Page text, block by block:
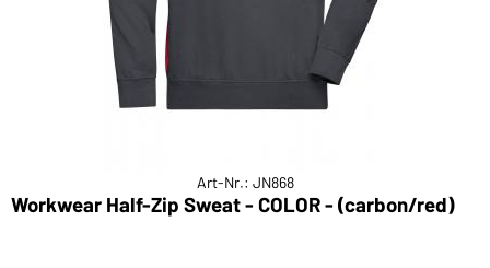
Art-Nr.: JN868
Workwear Half-Zip Sweat - COLOR - (carbon/red)